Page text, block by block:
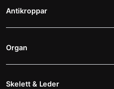
Antikroppar
Organ
Skelett & Leder